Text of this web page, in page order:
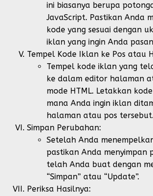
ini biasanya berupa
JavaScript. Pastikan Anda
kode yang sesuai dengan
iklan yang ingin Anda
Tempel Kode Iklan ke Pos atau
Tempel kode iklan yang
ke dalam editor halaman
mode HTML. Letakkan
mana Anda ingin iklan
halaman atau pos tersebut.
Simpan Perubahan:
Setelah Anda
pastikan Anda menyimpan
telah Anda buat dengan
“Simpan” atau “Update”.
Periksa Hasilnya: